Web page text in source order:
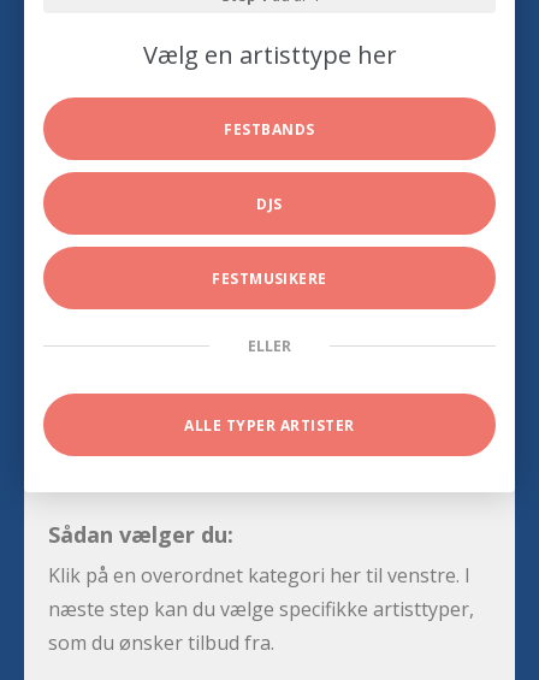
Vælg en artisttype her
FESTBANDS
DJS
FESTMUSIKERE
ELLER
ALLE TYPER ARTISTER
Sådan vælger du:
Klik på en overordnet kategori her til venstre. I
næste step kan du vælge specifikke artisttyper,
som du ønsker tilbud fra.